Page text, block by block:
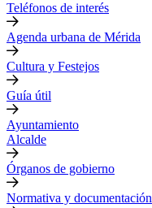
Teléfonos de interés
Agenda urbana de Mérida
Cultura y Festejos
Guía útil
Ayuntamiento
Alcalde
Órganos de gobierno
Normativa y documentación